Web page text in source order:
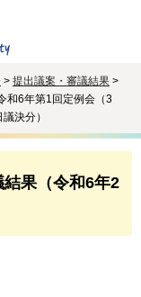
> 提出議案・審議結果 >
和6年第1回定例会（3
決分）
果（令和6年2